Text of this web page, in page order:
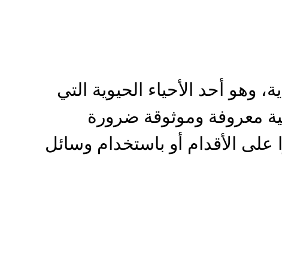
وهو أحد الأحياء الحيوية التي
معروفة وموثوقة ضرورة
الأقدام أو باستخدام وسائل